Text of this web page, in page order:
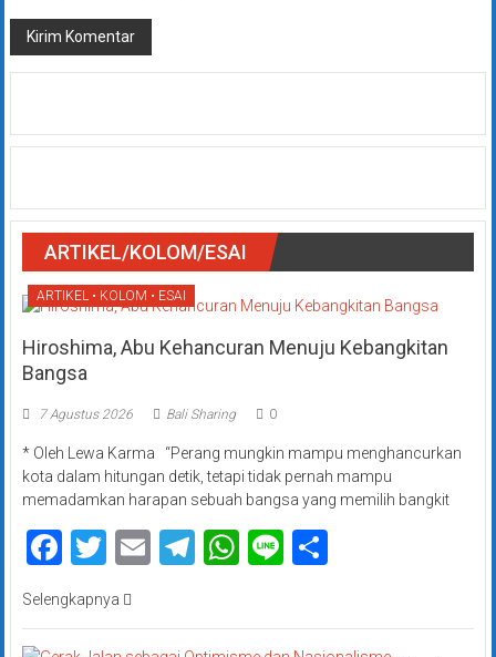
ARTIKEL/KOLOM/ESAI
ARTIKEL • KOLOM • ESAI
Hiroshima, Abu Kehancuran Menuju Kebangkitan
Bangsa
7 Agustus 2026 Bali Sharing 0
* Oleh Lewa Karma “Perang mungkin mampu menghancurkan
kota dalam hitungan detik, tetapi tidak pernah mampu
memadamkan harapan sebuah bangsa yang memilih bangkit
Facebook
Twitter
EmailTelegram
WhatsApp
LineShare
Selengkapnya